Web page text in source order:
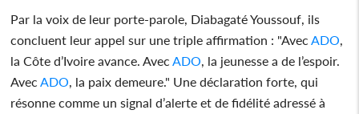
Par la voix de leur porte-parole, Diabagaté Youssouf, ils
concluent leur appel sur une triple affirmation : "Avec ADO
la Côte d’Ivoire avance. Avec ADO , la jeunesse a de l’espoir.
Avec ADO , la paix demeure." Une déclaration forte, qui
résonne comme un signal d’alerte et de fidélité adressé à